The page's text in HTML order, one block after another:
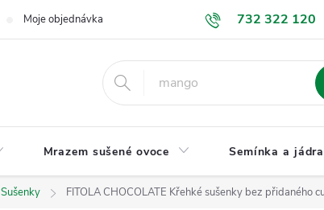
732 322 120
Moje objednávka GDPR a ochrana osobních údajů Jak
Mrazem sušené ovoce Semínka a jádra
Sušenky FITOLA CHOCOLATE Křehké sušenky bez přidaného